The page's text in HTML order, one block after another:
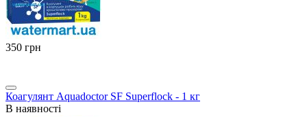
‍350‍ грн
Коагулянт Aquadoctor SF Superflock - 1 кг
В наявності